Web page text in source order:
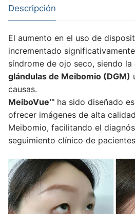
Descripción
El aumento en el uso de
incrementado
síndrome de ojo seco, siendo la
glándulas de Meibomio (DGM)
causas.
MeiboVue™ ha sido diseñado
ofrecer imágenes de alta
Meibomio, facilitando el
seguimiento clínico de